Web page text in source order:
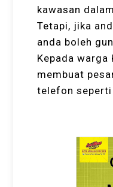
kawasan
Tetapi, jika
anda boleh
Kepada warga
membuat
telefon seperti